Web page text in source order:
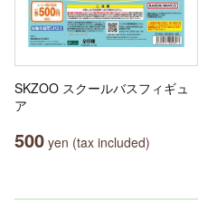
SKZOO スクールバスフィギュ
ア
500 yen (tax included)